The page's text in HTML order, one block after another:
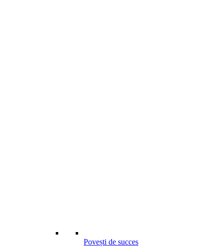
Povești de succes